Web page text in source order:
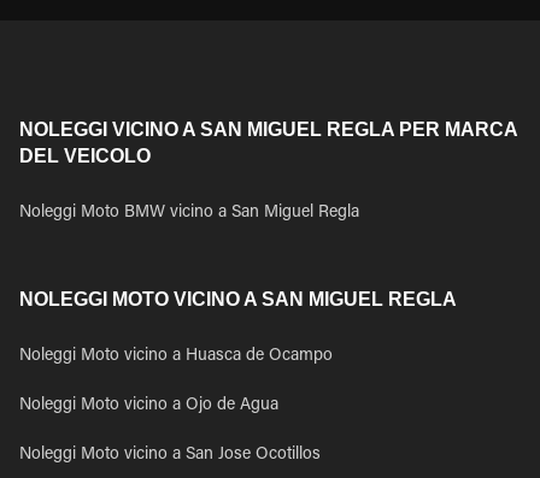
NOLEGGI VICINO A SAN MIGUEL REGLA PER MARCA
DEL VEICOLO
Noleggi Moto BMW vicino a San Miguel Regla
NOLEGGI MOTO VICINO A SAN MIGUEL REGLA
Noleggi Moto vicino a Huasca de Ocampo
Noleggi Moto vicino a Ojo de Agua
Noleggi Moto vicino a San Jose Ocotillos